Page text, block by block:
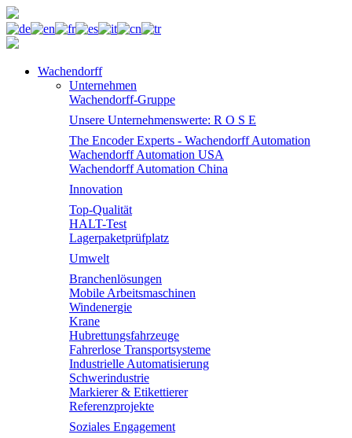
Wachendorff
Unternehmen
Wachendorff-Gruppe
Unsere Unternehmenswerte: R O S E
The Encoder Experts - Wachendorff Automation
Wachendorff Automation USA
Wachendorff Automation China
Innovation
Top-Qualität
HALT-Test
Lagerpaketprüfplatz
Umwelt
Branchenlösungen
Mobile Arbeitsmaschinen
Windenergie
Krane
Hubrettungsfahrzeuge
Fahrerlose Transportsysteme
Industrielle Automatisierung
Schwerindustrie
Markierer & Etikettierer
Referenzprojekte
Soziales Engagement